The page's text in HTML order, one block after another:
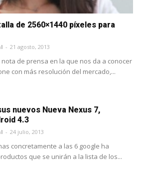
de 2560×1440 píxeles para
- 21 agosto, 2013
de prensa en la que nos da a conocer
con más resolución del mercado,...
nuevos Nueva Nexus 7,
4.3
- 24 julio, 2013
concretamente a las 6 google ha
que se unirán a la lista de los...